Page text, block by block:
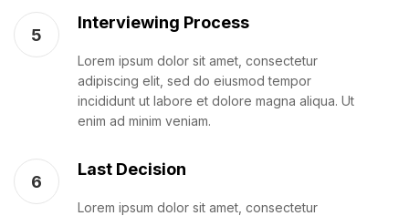
5
Interviewing Process
Lorem ipsum dolor sit amet, consectetur
adipiscing elit, sed do eiusmod tempor
incididunt ut labore et dolore magna aliqua. Ut
enim ad minim veniam.
6
Last Decision
Lorem ipsum dolor sit amet, consectetur